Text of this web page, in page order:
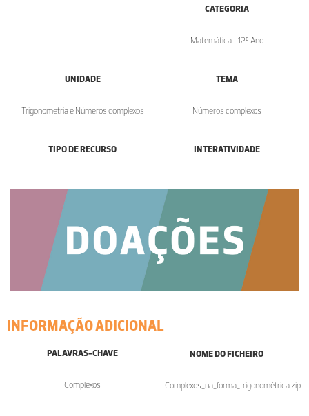
CATEGORIA
Matemática - 12º Ano
UNIDADE
Trigonometria e Números complexos
TEMA
Números complexos
TIPO DE RECURSO INTERATIVIDADE
INFORMAÇÃO ADICIONAL
PALAVRAS-CHAVE
Complexos
NOME DO FICHEIRO
Complexos_na_forma_trigonométrica.zip